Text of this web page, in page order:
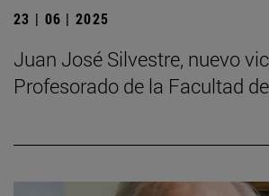
23 | 06 | 2025
Juan José Silvestre, nuevo
Profesorado de la Facultad